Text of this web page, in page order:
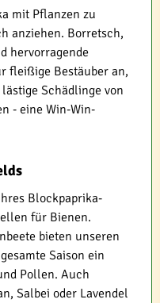
mit Pflanzen zu
anziehen. Borretsch,
hervorragende
fleißige Bestäuber an,
Schädlinge von
- eine Win-Win-
Blockpaprika-
für Bienen.
bieten unseren
Saison ein
Pollen. Auch
Salbei oder Lavendel